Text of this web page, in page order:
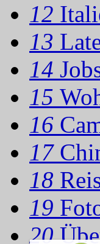
12
13
14
15
16
17
18
19
20